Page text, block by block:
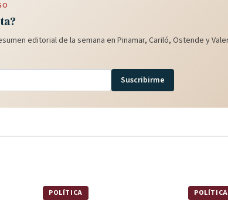
editorial de la semana en Pinamar, Cariló, Ostende y
Suscribirme
POLÍTICA POLÍTICA